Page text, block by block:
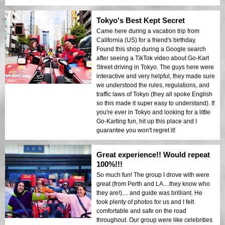
Tokyo's Best Kept Secret
Came here during a vacation trip from
California (US) for a friend's birthday.
Found this shop during a Google search
after seeing a TikTok video about Go-Kart
Street driving in Tokyo. The guys here were
interactive and very helpful, they made sure
we understood the rules, regulations, and
traffic laws of Tokyo (they all spoke English
so this made it super easy to understand). If
you're ever in Tokyo and looking for a little
Go-Karting fun, hit up this place and I
guarantee you won't regret it!
Great experience!! Would repeat
100%!!!
So much fun! The group I drove with were
great (from Perth and LA....they know who
they are!).... and guide was brilliant. He
took plenty of photos for us and I felt
comfortable and safe on the road
throughout. Our group were like celebrities